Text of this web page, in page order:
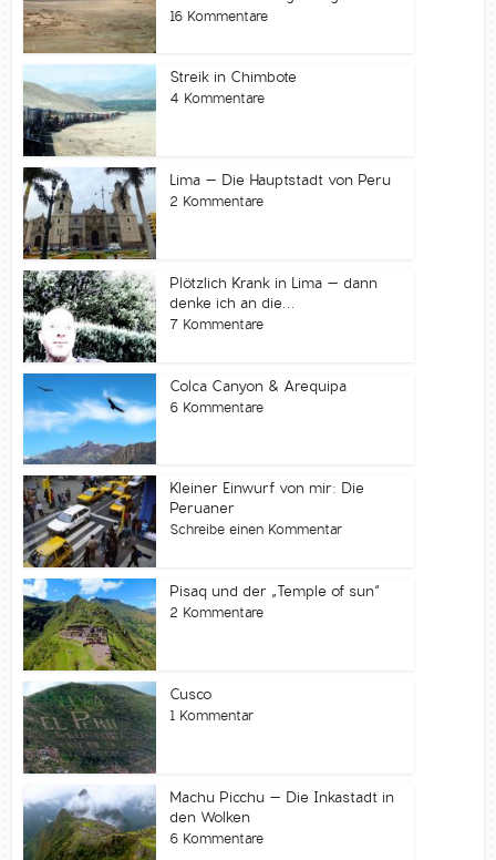
16 Kommentare
Streik in Chimbote
4 Kommentare
Lima – Die Hauptstadt von Peru
2 Kommentare
Plötzlich Krank in Lima – dann
denke ich an die...
7 Kommentare
Colca Canyon & Arequipa
6 Kommentare
Kleiner Einwurf von mir: Die
Peruaner
Schreibe einen Kommentar
Pisaq und der „Temple of sun“
2 Kommentare
Cusco
1 Kommentar
Machu Picchu – Die Inkastadt in
den Wolken
6 Kommentare